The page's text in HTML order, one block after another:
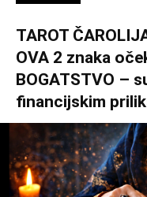
TAROT
OVA 2 znaka
BOGATSTVO –
financijskim